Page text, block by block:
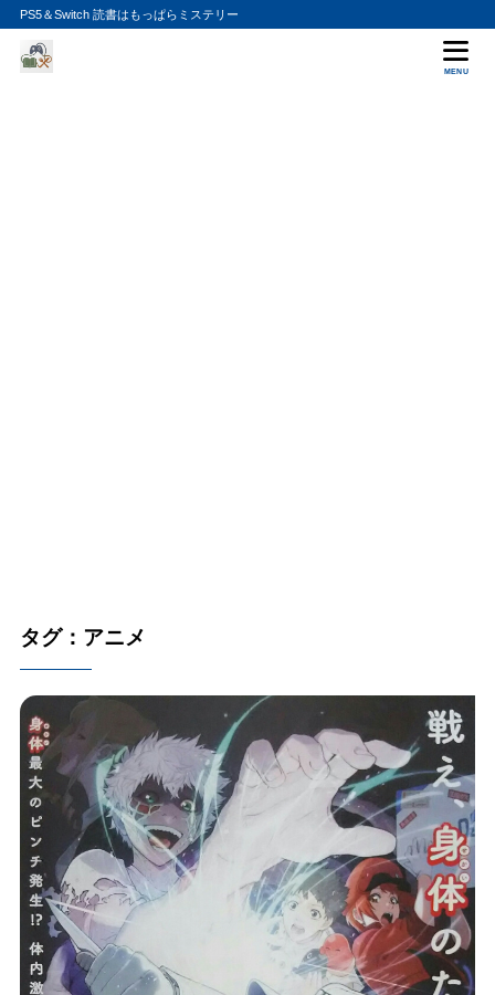
PS5＆Switch 読書はもっぱらミステリー
MENU
タグ：アニメ